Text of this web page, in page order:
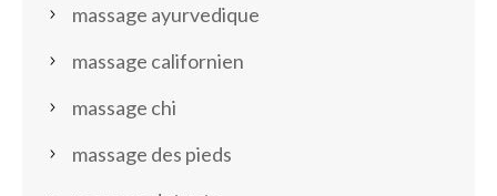
massage ayurvedique
massage californien
massage chi
massage des pieds